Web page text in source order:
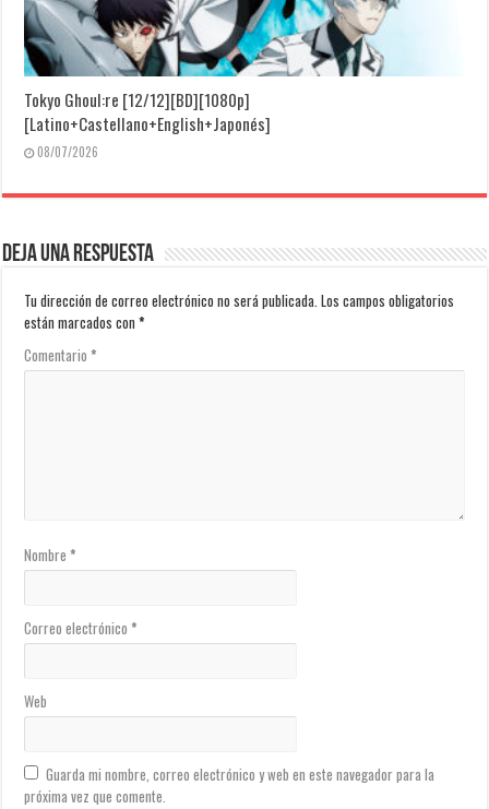
Tokyo Ghoul:re [12/12][BD][1080p]
[Latino+Castellano+English+Japonés]
08/07/2026
Deja una respuesta
Tu dirección de correo electrónico no será publicada. Los campos obligatorios
están marcados con*
Comentario*
Nombre*
Correo electrónico*
Web
Guarda mi nombre, correo electrónico y web en este navegador para la
próxima vez que comente.